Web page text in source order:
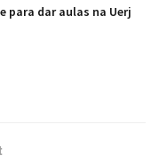
para dar aulas na Uerj